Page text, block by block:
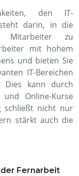
den IT-
darin, in die
Mitarbeiter zu
mit hohem
und bieten Sie
IT-Bereichen
Dies kann durch
und Online-Kurse
schließt nicht nur
stärkt auch die
Fernarbeit